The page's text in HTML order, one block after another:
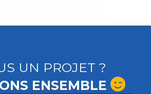
UN PROJET ?
ENSEMBLE